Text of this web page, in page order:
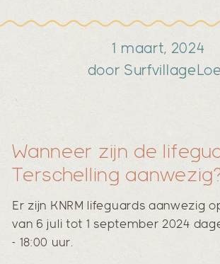
1 maart, 2024
door Surfvillage
Wanneer zijn de
Terschelling
Er zijn KNRM lifeguards aanwezig
van 6 juli tot 1 september 2024
- 18:00 uur.